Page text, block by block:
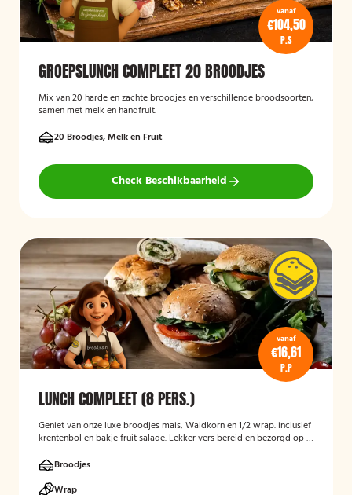
vanaf
€104,50
P.S
GROEPSLUNCH COMPLEET 20 BROODJES
Mix van 20 harde en zachte broodjes en verschillende broodsoorten,
samen met melk en handfruit.
20 Broodjes, Melk en Fruit
Check Beschikbaarheid
vanaf
€16,61
P.P
LUNCH COMPLEET (8 PERS.)
Geniet van onze luxe broodjes mais, Waldkorn en 1/2 wrap. inclusief
krentenbol en bakje fruit salade. Lekker vers bereid en bezorgd op je
Broodjes
Wrap